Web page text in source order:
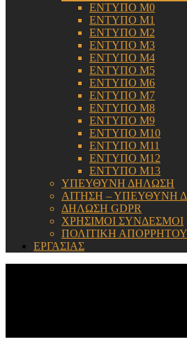
ΕΝΤΥΠΟ Μ0
ΕΝΤΥΠΟ Μ1
ΕΝΤΥΠΟ Μ2
ΕΝΤΥΠΟ Μ3
ΕΝΤΥΠΟ Μ4
ΕΝΤΥΠΟ Μ5
ΕΝΤΥΠΟ Μ6
ΕΝΤΥΠΟ Μ7
ΕΝΤΥΠΟ Μ8
ΕΝΤΥΠΟ Μ9
ΕΝΤΥΠΟ Μ10
ΕΝΤΥΠΟ Μ11
ΕΝΤΥΠΟ Μ12
ΕΝΤΥΠΟ Μ13
ΥΠΕΥΘΥΝΗ ΔΗΛΩΣΗ
ΑΙΤΗΣΗ – ΥΠΕΥΘΥΝΗ
ΔΗΛΩΣΗ GDPR
ΧΡΗΣΙΜΟΙ ΣΥΝΔΕΣΜΟΙ
ΠΟΛΙΤΙΚΗ ΑΠΟΡΡΗΤΟΥ
ΕΡΓΑΣΙΑΣ